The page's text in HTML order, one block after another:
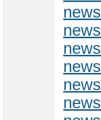
news
news
news
news
news
news